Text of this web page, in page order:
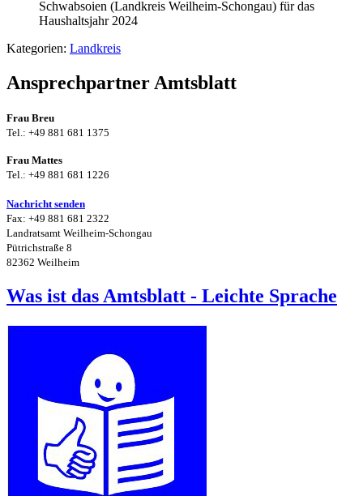
Schwabsoien (Landkreis Weilheim-Schongau) für das
Haushaltsjahr 2024
Kategorien: Landkreis
Ansprechpartner Amtsblatt
Frau Breu
Tel.: +49 881 681 1375
Frau Mattes
Tel.: +49 881 681 1226
Nachricht senden
Fax: +49 881 681 2322
Landratsamt Weilheim-Schongau
Pütrichstraße 8
82362 Weilheim
Was ist das Amtsblatt - Leichte Sprache